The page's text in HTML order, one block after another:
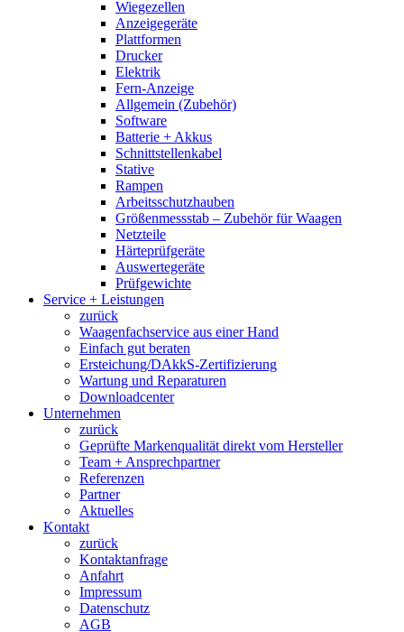
Wiegezellen
Anzeigegeräte
Plattformen
Drucker
Elektrik
Fern-Anzeige
Allgemein (Zubehör)
Software
Batterie + Akkus
Schnittstellenkabel
Stative
Rampen
Arbeitsschutzhauben
Größenmessstab – Zubehör für Waagen
Netzteile
Härteprüfgeräte
Auswertegeräte
Prüfgewichte
Service + Leistungen
zurück
Waagenfachservice aus einer Hand
Einfach gut beraten
Ersteichung/DAkkS-Zertifizierung
Wartung und Reparaturen
Downloadcenter
Unternehmen
zurück
Geprüfte Markenqualität direkt vom Hersteller
Team + Ansprechpartner
Referenzen
Partner
Aktuelles
Kontakt
zurück
Kontaktanfrage
Anfahrt
Impressum
Datenschutz
AGB